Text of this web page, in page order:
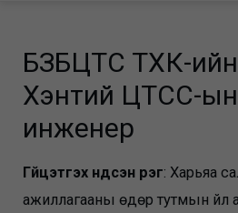
БЗӨБЦТС ТӨХК-
Хэнтий ЦТСС-
инженер
Гүйцэтгэх үндсэн үүрэг: Харьяа
ажиллагааны өдөр тутмын үйл